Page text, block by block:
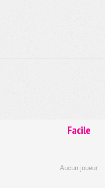
Facile
Aucun joueur